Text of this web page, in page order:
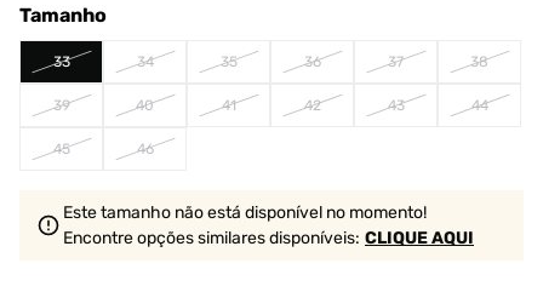
Tamanho
33 34 35 36 37 38
39 40 41 42 43 44
45 46
Este tamanho não está disponível no momento!
Encontre opções similaresdisponíveis: CLIQUE AQUI